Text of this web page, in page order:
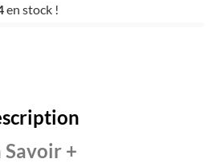
en stock !
Savoir +